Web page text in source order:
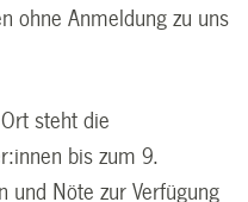
ohne Anmeldung zu uns
steht die
bis zum 9.
und Nöte zur Verfügung